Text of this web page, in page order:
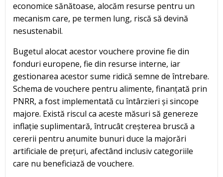
economice sănătoase, alocăm resurse pentru un
mecanism care, pe termen lung, riscă să devină
nesustenabil.
Bugetul alocat acestor vouchere provine fie din
fonduri europene, fie din resurse interne, iar
gestionarea acestor sume ridică semne de întrebare.
Schema de vouchere pentru alimente, finanțată prin
PNRR, a fost implementată cu întârzieri și sincope
majore. Există riscul ca aceste măsuri să genereze
inflație suplimentară, întrucât creșterea bruscă a
cererii pentru anumite bunuri duce la majorări
artificiale de prețuri, afectând inclusiv categoriile
care nu beneficiază de vouchere.